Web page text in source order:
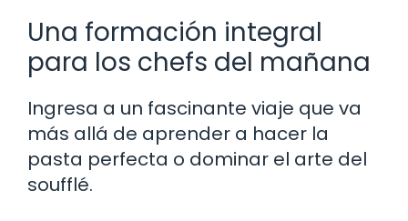
Una formación integral
para los chefs del mañana
Ingresa a un fascinante viaje que va
más allá de aprender a hacer la
pasta perfecta o dominar el arte del
soufflé.